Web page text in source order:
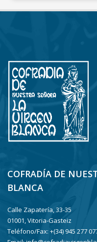
COFRADÍA DE
BLANCA
Calle Zapatería, 33-35
01001, Vitoria-Gasteiz
Teléfono/Fax: +(34) 945 277